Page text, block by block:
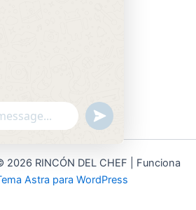
RINCÓN DEL CHEF | Funciona
Astra para WordPress
undefined